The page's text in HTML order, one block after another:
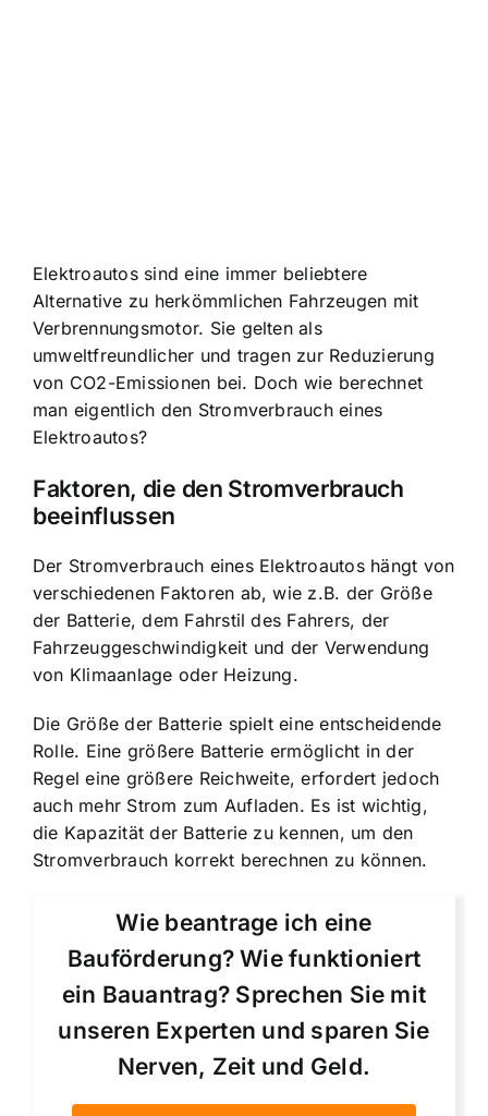
Elektroautos sind eine immer beliebtere
Alternative zu herkömmlichen Fahrzeugen mit
Verbrennungsmotor. Sie gelten als
umweltfreundlicher und tragen zur Reduzierung
von CO2-Emissionen bei. Doch wie berechnet
man eigentlich den Stromverbrauch eines
Elektroautos?
Faktoren, die den Stromverbrauch
beeinflussen
Der Stromverbrauch eines Elektroautos hängt von
verschiedenen Faktoren ab, wie z.B. der Größe
der Batterie, dem Fahrstil des Fahrers, der
Fahrzeuggeschwindigkeit und der Verwendung
von Klimaanlage oder Heizung.
Die Größe der Batterie spielt eine entscheidende
Rolle. Eine größere Batterie ermöglicht in der
Regel eine größere Reichweite, erfordert jedoch
auch mehr Strom zum Aufladen. Es ist wichtig,
die Kapazität der Batterie zu kennen, um den
Stromverbrauch korrekt berechnen zu können.
Wie beantrage ich eine
Bauförderung? Wie funktioniert
ein Bauantrag? Sprechen Sie mit
unseren Experten und sparen Sie
Nerven, Zeit und Geld.